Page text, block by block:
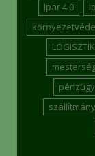
Ipar 4.0